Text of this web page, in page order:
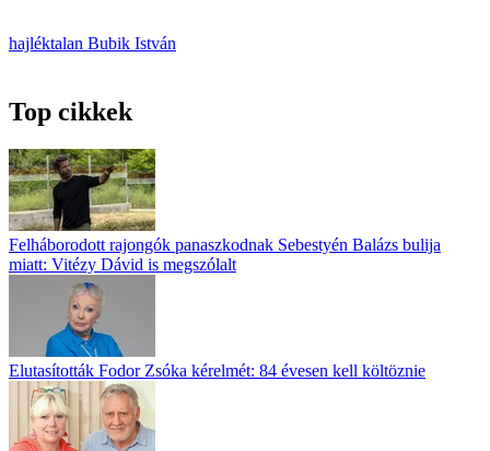
hajléktalan Bubik István
Top cikkek
Felháborodott rajongók panaszkodnak Sebestyén Balázs bulija
miatt: Vitézy Dávid is megszólalt
Elutasították Fodor Zsóka kérelmét: 84 évesen kell költöznie